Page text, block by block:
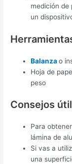
medición de
un
Balanzao
Hoja de
peso
Consejos
Para
lámina de
Si vas a
una